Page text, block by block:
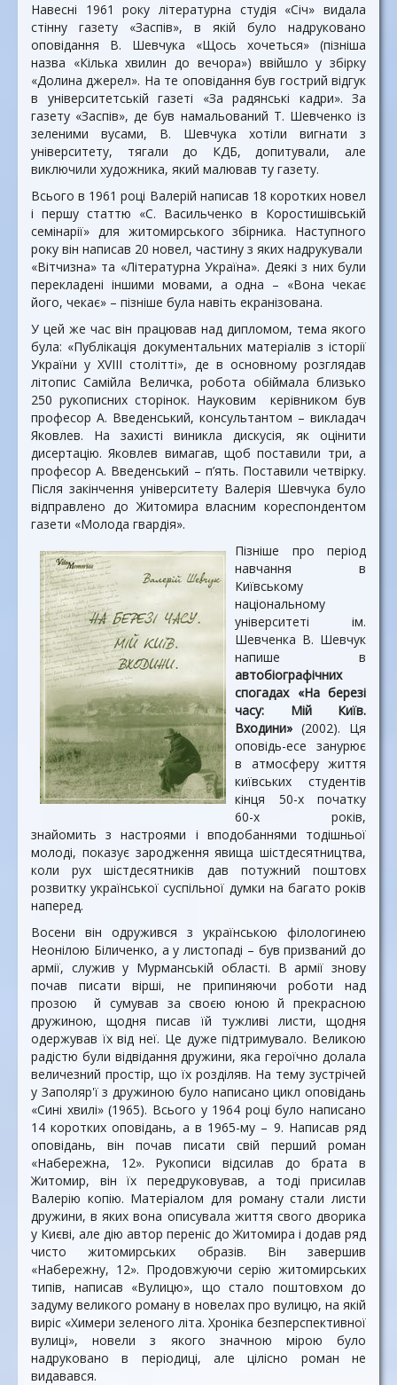
Навесні 1961 року літературна студія «Січ» видала
стінну газету «Заспів», в якій було надруковано
оповідання В. Шевчука «Щось хочеться» (пізніша
назва «Кілька хвилин до вечора») ввійшло у збірку
«Долина джерел». На те оповідання був гострий відгук
в університетській газеті «За радянські кадри». За
газету «Заспів», де був намальований Т. Шевченко із
зеленими вусами, В. Шевчука хотіли вигнати з
університету, тягали до КДБ, допитували, але
виключили художника, який малював ту газету.
Всього в 1961 році Валерій написав 18 коротких новел
і першу статтю «С. Васильченко в Коростишівській
семінарії» для житомирського збірника. Наступного
року він написав 20 новел, частину з яких надрукували
«Вітчизна» та «Літературна Україна». Деякі з них були
перекладені іншими мовами, а одна – «Вона чекає
його, чекає» – пізніше була навіть екранізована.
У цей же час він працював над дипломом, тема якого
була: «Публікація документальних матеріалів з історії
України у XVIII столітті», де в основному розглядав
літопис Самійла Величка, робота обіймала близько
250 рукописних сторінок. Науковим керівником був
професор А. Введенський, консультантом – викладач
Яковлев. На захисті виникла дискусія, як оцінити
дисертацію. Яковлев вимагав, щоб поставили три, а
професор А. Введенський – п’ять. Поставили четвірку.
Після закінчення університету Валерія Шевчука було
відправлено до Житомира власним кореспондентом
газети «Молода гвардія».
Пізніше про період
навчання в
Київському
національному
університеті ім.
Шевченка В. Шевчук
напише в
автобіографічних
спогадах «На березі
часу: Мій Київ.
Входини» (2002). Ця
оповідь-есе занурює
в атмосферу життя
київських студентів
кінця 50-х початку
60-х років,
знайомить з настроями і вподобаннями тодішньої
молоді, показує зародження явища шістдесятництва,
коли рух шістдесятників дав потужний поштовх
розвитку української суспільної думки на багато років
наперед.
Восени він одружився з українською філологинею
Неонілою Біличенко, а у листопаді – був призваний до
армії, служив у Мурманській області. В армії знову
почав писати вірші, не припиняючи роботи над
прозою й сумував за своєю юною й прекрасною
дружиною, щодня писав їй тужливі листи, щодня
одержував їх від неї. Це дуже підтримувало. Великою
радістю були відвідання дружини, яка героїчно долала
величезний простір, що їх розділяв. На тему зустрічей
у Заполяр'ї з дружиною було написано цикл оповідань
«Сині хвилі» (1965). Всього у 1964 році було написано
14 коротких оповідань, а в 1965-му – 9. Написав ряд
оповідань, він почав писати свій перший роман
«Набережна, 12». Рукописи відсилав до брата в
Житомир, він їх передруковував, а тоді присилав
Валерію копію. Матеріалом для роману стали листи
дружини, в яких вона описувала життя свого дворика
у Києві, але дію автор переніс до Житомира і додав ряд
чисто житомирських образів. Він завершив
«Набережну, 12». Продовжуючи серію житомирських
типів, написав «Вулицю», що стало поштовхом до
задуму великого роману в новелах про вулицю, на якій
виріс «Химери зеленого літа. Хроніка безперспективної
вулиці», новели з якого значною мірою було
надруковано в періодиці, але цілісно роман не
видавався.